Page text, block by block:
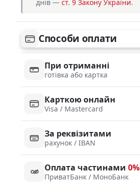
днів — ст. 9 Закону України.
Способи оплати
При отриманні
готівка або картка
Карткою онлайн
Visa / Mastercard
За реквізитами
рахунок / IBAN
Оплата частинами 0%
ПриватБанк / МоноБанк